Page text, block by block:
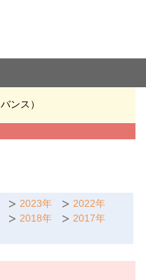
ンス）
2023年
2022年
2018年
2017年